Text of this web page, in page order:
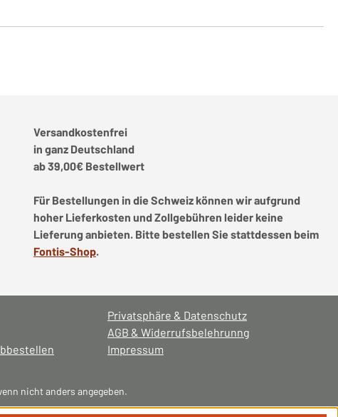
Versandkostenfrei
in ganz Deutschland
ab 39,00€ Bestellwert
Für Bestellungen in die Schweiz können wir aufgrund
hoher Lieferkosten und Zollgebühren leider keine
Lieferung anbieten. Bitte bestellen Sie stattdessen beim
Fontis-Shop.
Privatsphäre & Datenschutz
AGB & Widerrufsbelehrunng
Impressum
nicht anders angegeben.